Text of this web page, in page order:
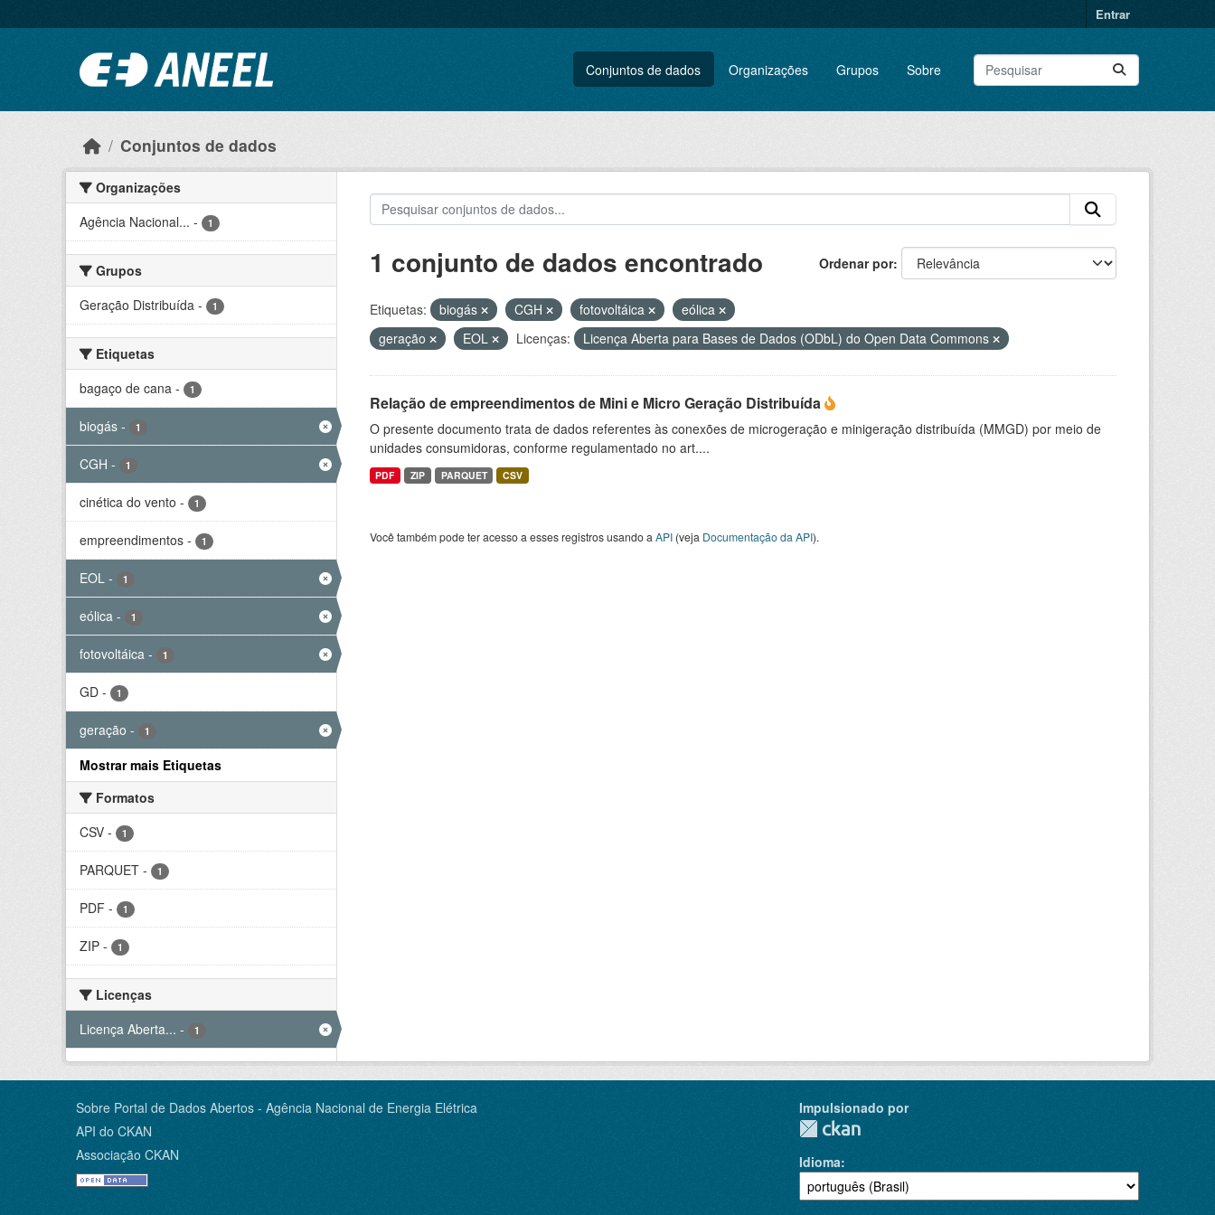
Entrar
Conjuntos de dados Organizações Grupos Sobre
Conjuntos de dados
Organizações
Agência Nacional... - 1
Grupos
Geração Distribuída - 1
Etiquetas
bagaço de cana - 1
biogás - 1
CGH - 1
cinética do vento - 1
empreendimentos - 1
EOL - 1
eólica - 1
fotovoltáica - 1
GD - 1
geração - 1
Mostrar mais Etiquetas
Formatos
CSV - 1
PARQUET - 1
PDF - 1
ZIP - 1
Licenças
Licença Aberta... - 1
Ordenar por
1 conjunto de dados encontrado
Etiquetas: biogás CGH fotovoltáica
eólica
geração
EOL Licenças: Licença Aberta para Bases de Dados (ODbL) do Open Data Commons
Relação de empreendimentos de Mini e Micro Geração Distribuída
O presente documento trata de dados referentes às conexões de microgeração e minigeração distribuída (MMGD) por meio de
unidades consumidoras, conforme regulamentado no art....
PDF ZIP PARQUET CSV
Você também pode ter acesso a esses registros usando a API(veja Documentação da API).
Sobre Portal de Dados Abertos - Agência Nacional de Energia Elétrica
API do CKAN
Associação CKAN
Impulsionado por
Idioma